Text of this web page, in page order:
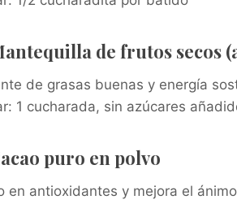
de frutos secos
de grasas buenas y energía
1 cucharada, sin azúcares
puro en polvo
en antioxidantes y mejora el ánimo